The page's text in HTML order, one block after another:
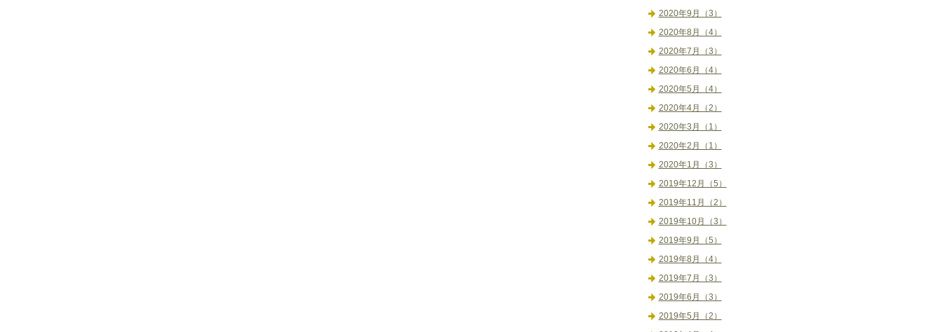
2020年9月（3）
2020年8月（4）
2020年7月（3）
2020年6月（4）
2020年5月（4）
2020年4月（2）
2020年3月（1）
2020年2月（1）
2020年1月（3）
2019年12月（5）
2019年11月（2）
2019年10月（3）
2019年9月（5）
2019年8月（4）
2019年7月（3）
2019年6月（3）
2019年5月（2）